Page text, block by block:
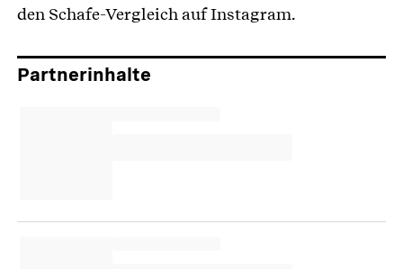
den Schafe-Vergleich auf Instagram.
Partnerinhalte